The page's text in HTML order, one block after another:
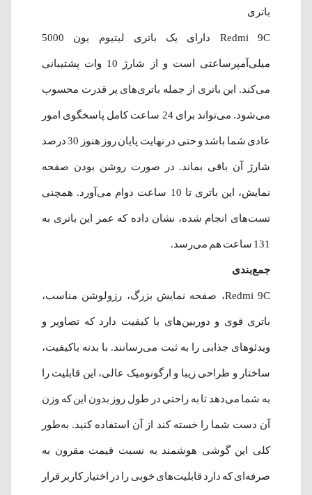
باتری
Redmi 9C دارای یک باتری لیتیوم ‌یون 5000
میلی‌آمپر‌ساعتی است و از شارژ 10 وات پشتیبانی
می‌کند. این باتری از جمله باتری‌های پر قدرت محسوب
می‌شود. می‌تواند برای 24 ساعت کامل پاسخگوی امور
عادی شما باشد و حتی در نهایت پایان روز هنوز 30 درصد
شارژ آن باقی بماند. در صورت روشن بودن صفحه
نمایش، این باتری تا 10 ساعت دوام می‌آورد. همچنی
تست‌های انجام شده، نشان داده که عمر این باتری به
131 ساعت هم می‌رسد.
جمع‌بندی
Redmi 9C، صفحه نمایش بزرگ، رزولوشن مناسب،
باتری قوی و دوربین‌های با کیفیت دارد که تصاویر و
ویدئوهای جذابی را به ثبت می‌رسانند. با بدنه با‌کیفیت،
ساختار و طراحی زیبا و ارگونومیک عالی، این قابلیت را
به شما می‌دهد تا به راحتی در طول روز بدون این که وزن
آن دست شما را خسته کند از آن استفاده کنید. به‌طور
کلی این گوشی هوشمند به نسبت قیمت مقرون به
صرفه‌ای که دارد قابلیت‌های خوبی را در اختیار کاربر قرار